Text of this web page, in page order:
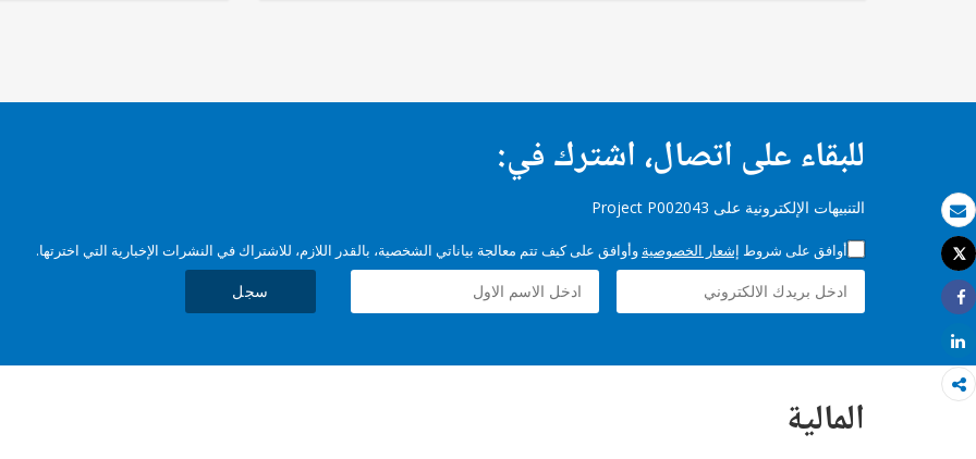
بريد الكتروني
طباعة
Tweet
Share
Share
للبقاء على اتصال، اشترك في:
التنبيهات الإلكترونية على Project P002043
أوافق على شروط إشعار الخصوصية وأوافق على كيف تتم معالجة بياناتي الشخصية، بالقدر اللازم، للاشتراك في النشرات الإخبارية التي اخترتها.
سجل
المالية